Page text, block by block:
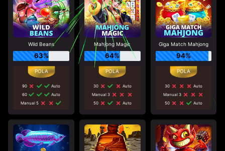
Wild Beans
63%
90
Auto
60
Auto
Manual 5
Mahjong Magic
64%
30
Auto
Manual 3
50
Auto
Giga Match Mahjong
94%
30
Auto
Manual 3
50
Auto